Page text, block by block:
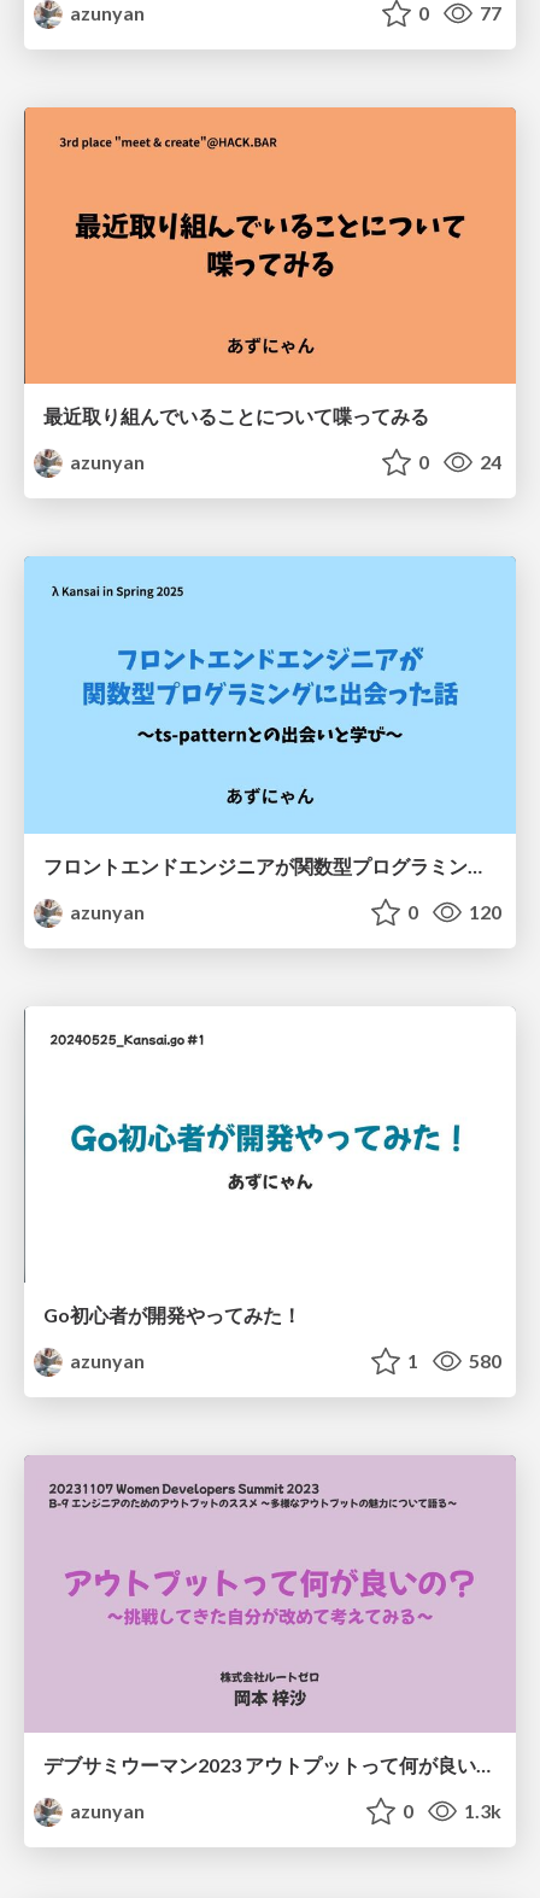
azunyan
0 77
最近取り組んでいることについて喋ってみる
azunyan
0 24
フロントエンドエンジニアが関数型プログラミングに出会った話
azunyan
0 120
Go初心者が開発やってみた！
azunyan
1 580
azunyan
0 1.3k